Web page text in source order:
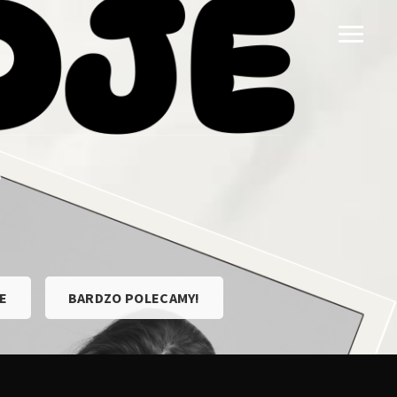
BARDZO POLECAMY!